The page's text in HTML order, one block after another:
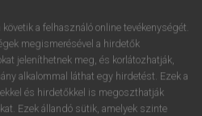
előfizetésem. A szótár 2 órás,
elindításához regisztrálok és
.
a felhasználó online tevékenységét.
megismerésével a hirdetők
jeleníthetnek meg, és korlátozhatják,
alkalommal láthat egy hirdetést. Ezek a
és hirdetőkkel is megoszthatják
Ezek állandó sütik, amelyek szinte